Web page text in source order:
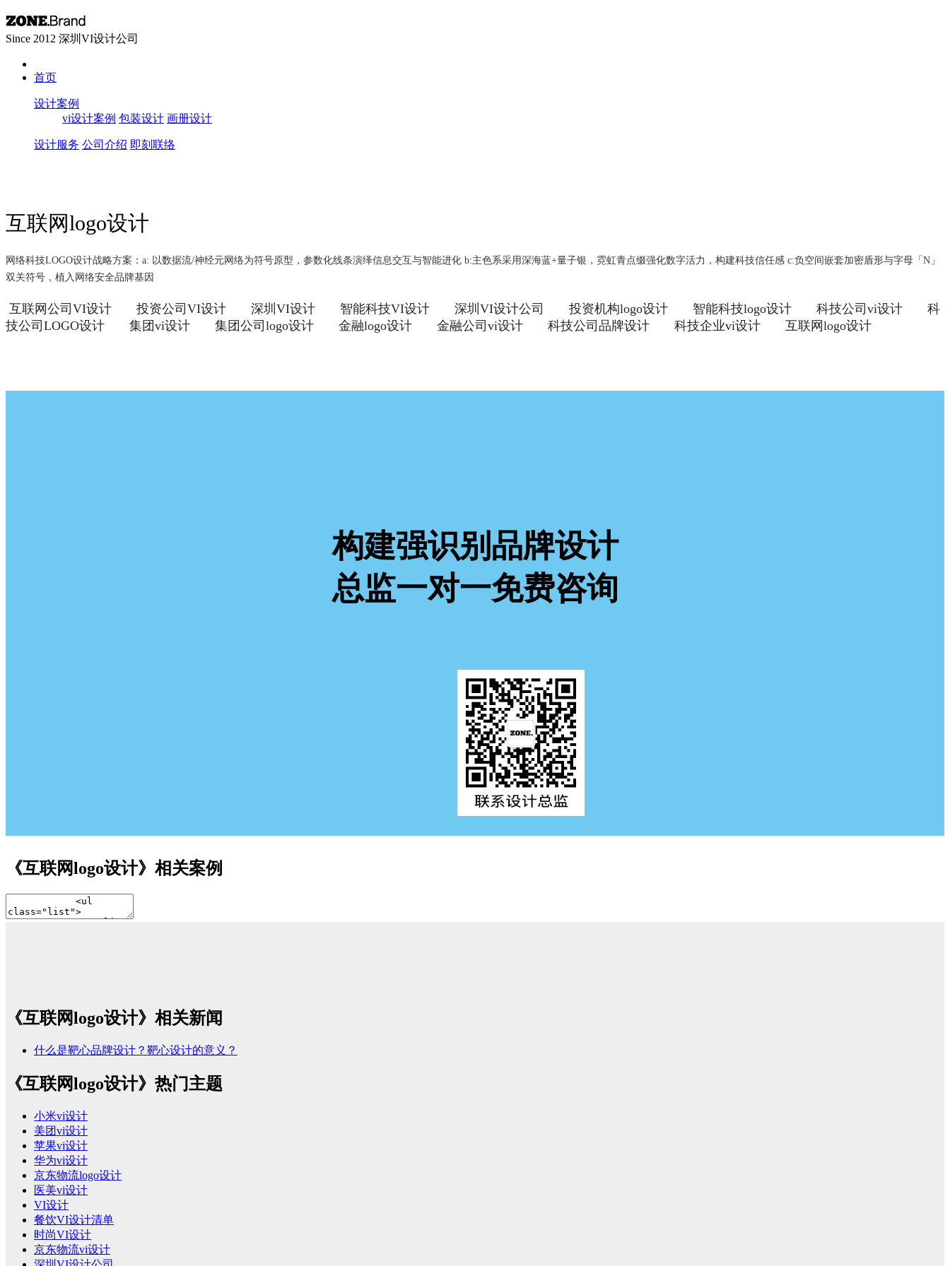
Since 2012 深圳VI设计公司
首页
设计案例
vi设计案例 包装设计 画册设计
设计服务 公司介绍 即刻联络
互联网logo设计
​​网络科技LOGO设计战略方案：​​ a: 以数据流/神经元网络为符号原型，参数化线条演绎信息交互与智能进化 b:主色系采用深海蓝+量子银，霓虹青点缀强化数字活力，构建科技信任感 c:负空间嵌套加密盾形与字母「N」
双关符号，植入网络安全品牌基因
互联网公司VI设计 投资公司VI设计 深圳VI设计 智能科技VI设计 深圳VI设计公司 投资机构logo设计 智能科技logo设计 科技公司vi设计
科
技公司LOGO设计
集团vi设计 集团公司logo设计 金融logo设计 金融公司vi设计 科技公司品牌设计 科技企业vi设计 互联网logo设计
构建强识别品牌设计
总监一对一免费咨询
《互联网logo设计》相关案例
《互联网logo设计》相关新闻
什么是靶心品牌设计？靶心设计的意义？
《互联网logo设计》热门主题
小米vi设计
美团vi设计
苹果vi设计
华为vi设计
京东物流logo设计
医美vi设计
VI设计
餐饮VI设计清单
时尚VI设计
京东物流vi设计